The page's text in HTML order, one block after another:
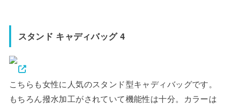
スタンド キャディバッグ 4
こちらも女性に人気のスタンド型キャディバッグです。
もちろん撥水加工がされていて機能性は十分。カラーは